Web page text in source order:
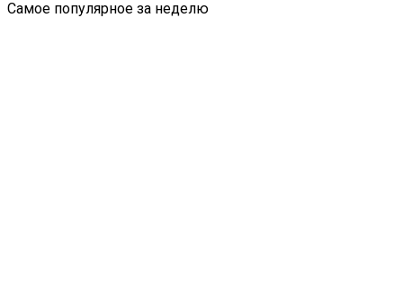
Самое популярное за неделю